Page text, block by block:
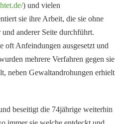
) und vielen
sie ihre Arbeit, die sie ohne
anderer Seite durchführt.
oft Anfeindungen ausgesetzt und
mehrere Verfahren gegen sie
neben Gewaltandrohungen erhielt
beseitigt die 74jährige weiterhin